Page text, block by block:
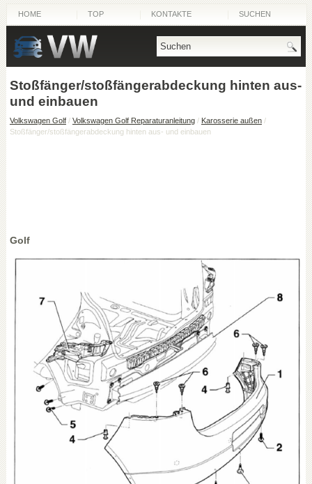
HOME TOP KONTAKTE SUCHEN
Stoßfänger/stoßfängerabdeckung hinten aus-
und einbauen
Volkswagen Golf/ Volkswagen Golf Reparaturanleitung/ Karosserie außen/
Stoßfänger/stoßfängerabdeckung hinten aus- und einbauen
Golf